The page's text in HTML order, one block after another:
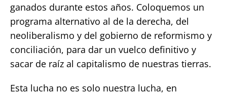
ganados durante estos años. Coloquemos un
programa alternativo al de la derecha, del
neoliberalismo y del gobierno de reformismo y
conciliación, para dar un vuelco definitivo y
sacar de raíz al capitalismo de nuestras tierras.
Esta lucha no es solo nuestra lucha, en